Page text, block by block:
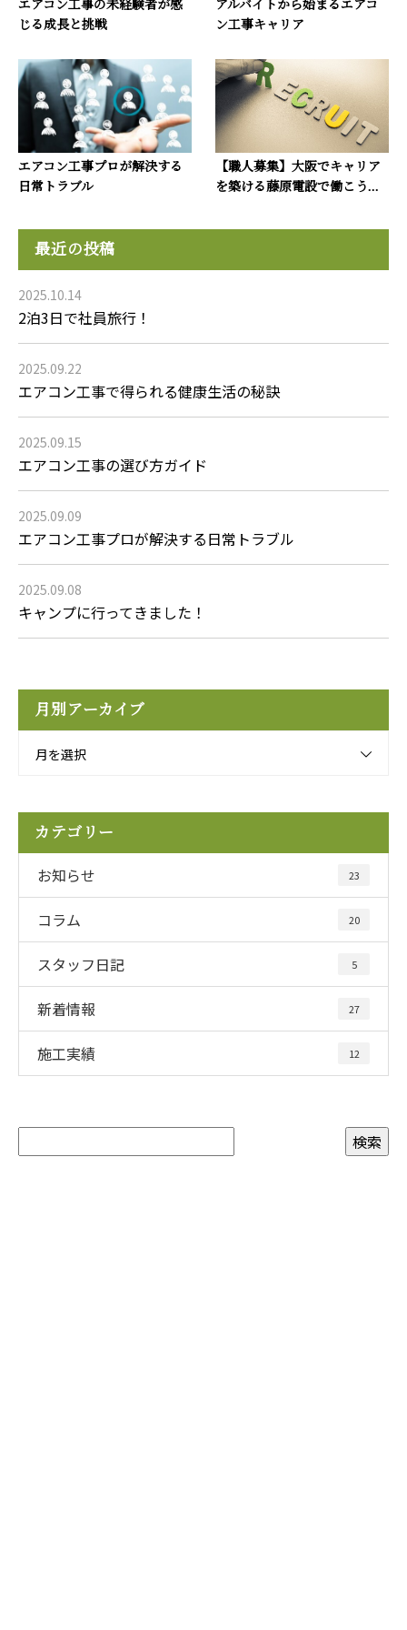
エアコン工事の未経験者が感
じる成長と挑戦
アルバイトから始まるエアコ
ン工事キャリア
エアコン工事プロが解決する
日常トラブル
【職人募集】大阪でキャリア
を築ける藤原電設で働こう...
最近の投稿
2025.10.14
2泊3日で社員旅行！
2025.09.22
エアコン工事で得られる健康生活の秘訣
2025.09.15
エアコン工事の選び方ガイド
2025.09.09
エアコン工事プロが解決する日常トラブル
2025.09.08
キャンプに行ってきました！
月別アーカイブ
月を選択
カテゴリー
お知らせ 23
コラム 20
スタッフ日記 5
新着情報 27
施工実績 12